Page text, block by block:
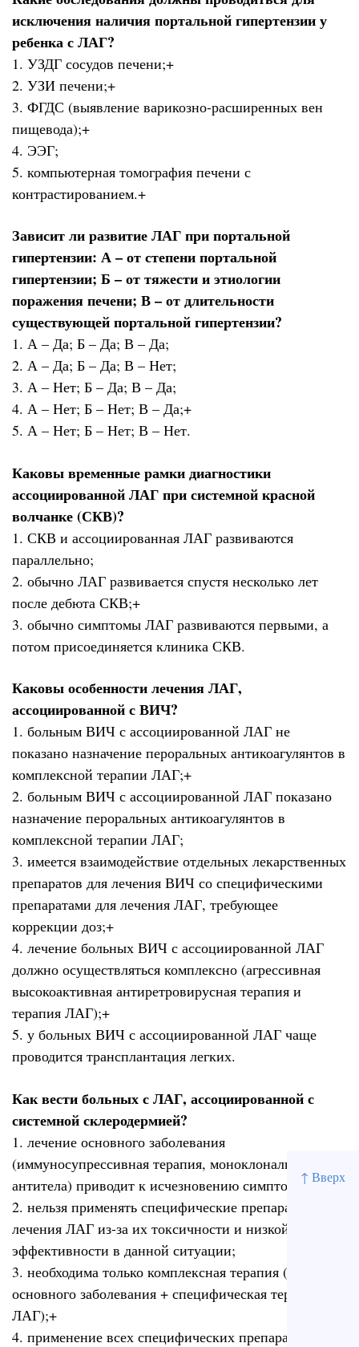
↑ Вверх
исключения наличия портальной гипертензии у
ребенка с ЛАГ?
1. УЗДГ сосудов печени;+
2. УЗИ печени;+
3. ФГДС (выявление варикозно-расширенных вен
пищевода);+
4. ЭЭГ;
5. компьютерная томография печени с
контрастированием.+
Зависит ли развитие ЛАГ при портальной
гипертензии: А – от степени портальной
гипертензии; Б – от тяжести и этиологии
поражения печени; В – от длительности
существующей портальной гипертензии?
1. А – Да; Б – Да; В – Да;
2. А – Да; Б – Да; В – Нет;
3. А – Нет; Б – Да; В – Да;
4. А – Нет; Б – Нет; В – Да;+
5. А – Нет; Б – Нет; В – Нет.
Каковы временные рамки диагностики
ассоциированной ЛАГ при системной красной
волчанке (СКВ)?
1. СКВ и ассоциированная ЛАГ развиваются
параллельно;
2. обычно ЛАГ развивается спустя несколько лет
после дебюта СКВ;+
3. обычно симптомы ЛАГ развиваются первыми, а
потом присоединяется клиника СКВ.
Каковы особенности лечения ЛАГ,
ассоциированной с ВИЧ?
1. больным ВИЧ с ассоциированной ЛАГ не
показано назначение пероральных антикоагулянтов в
комплексной терапии ЛАГ;+
2. больным ВИЧ с ассоциированной ЛАГ показано
назначение пероральных антикоагулянтов в
комплексной терапии ЛАГ;
3. имеется взаимодействие отдельных лекарственных
препаратов для лечения ВИЧ со специфическими
препаратами для лечения ЛАГ, требующее
коррекции доз;+
4. лечение больных ВИЧ с ассоциированной ЛАГ
должно осуществляться комплексно (агрессивная
высокоактивная антиретровирусная терапия и
терапия ЛАГ);+
5. у больных ВИЧ с ассоциированной ЛАГ чаще
проводится трансплантация легких.
Как вести больных с ЛАГ, ассоциированной с
системной склеродермией?
1. лечение основного заболевания
(иммуносупрессивная терапия, моноклональные
антитела) приводит к исчезновению симптомов ЛАГ;
2. нельзя применять специфические препараты для
лечения ЛАГ из-за их токсичности и низкой
эффективности в данной ситуации;
3. необходима только комплексная терапия (лечение
основного заболевания + специфическая терапия
ЛАГ);+
4. применение всех специфических препаратов для